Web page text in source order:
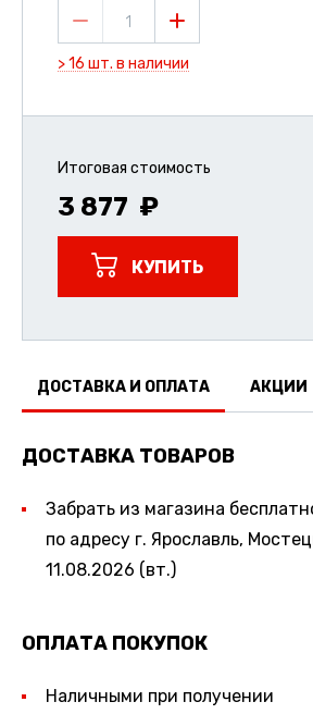
1
> 16 шт. в наличии
Итоговая стоимость
3 877
КУПИТЬ
ДОСТАВКА И ОПЛАТА АКЦИИ
ДОСТАВКА ТОВАРОВ
Забрать из магазина
по адресу г. Ярославль,
11.08.2026 (вт.)
ОПЛАТА ПОКУПОК
Наличными при получении